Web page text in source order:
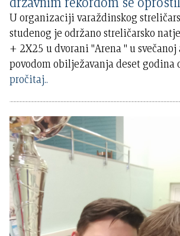
U organizaciji varaždinskog
studenog je održano streličarsko
+ 2X25 u dvorani "Arena " u
povodom obilježavanja deset godina
pročitaj..